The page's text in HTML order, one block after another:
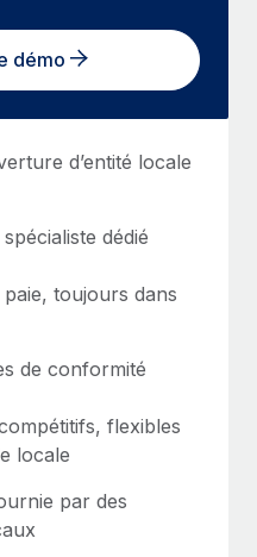
démo
d’entité locale
dédié
toujours dans
de conformité
flexibles
locale
par des